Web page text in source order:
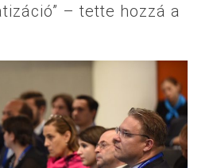
– tette hozzá a